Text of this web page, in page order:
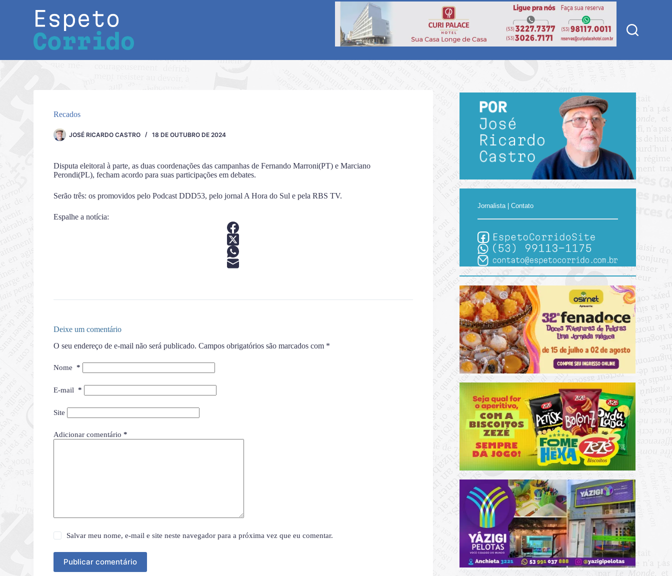
Recados
JOSÉ RICARDO CASTRO 18 DE OUTUBRO DE 2024
Disputa eleitoral à parte, as duas coordenações das campanhas de Fernando Marroni(PT) e Marciano
Perondi(PL), fecham acordo para suas participações em debates.
Serão três: os promovidos pelo Podcast DDD53, pelo jornal A Hora do Sul e pela RBS TV.
Espalhe a notícia:
Deixe um comentário
O seu endereço de e-mail não será publicado. Campos obrigatórios são marcados com *
Nome *
E-mail *
Site
Adicionar comentário *
Salvar meu nome, e-mail e site neste navegador para a próxima vez que eu comentar.
Publicar comentário
Jornalista | Contato